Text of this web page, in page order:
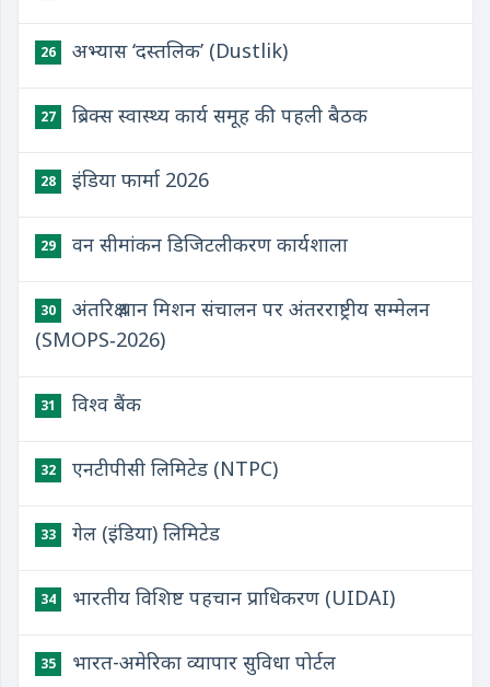
26 अभ्यास ‘दस्तलिक’ (Dustlik)
27 ब्रिक्स स्वास्थ्य कार्य समूह की पहली बैठक
28 इंडिया फार्मा 2026
29 वन सीमांकन डिजिटलीकरण कार्यशाला
30
अंतरिक्ष यान मिशन संचालन पर अंतरराष्ट्रीय सम्मेलन
(SMOPS‑2026)
31 विश्व बैंक
32 एनटीपीसी लिमिटेड (NTPC)
33 गेल (इंडिया) लिमिटेड
34 भारतीय विशिष्ट पहचान प्राधिकरण (UIDAI)
35 भारत-अमेरिका व्यापार सुविधा पोर्टल